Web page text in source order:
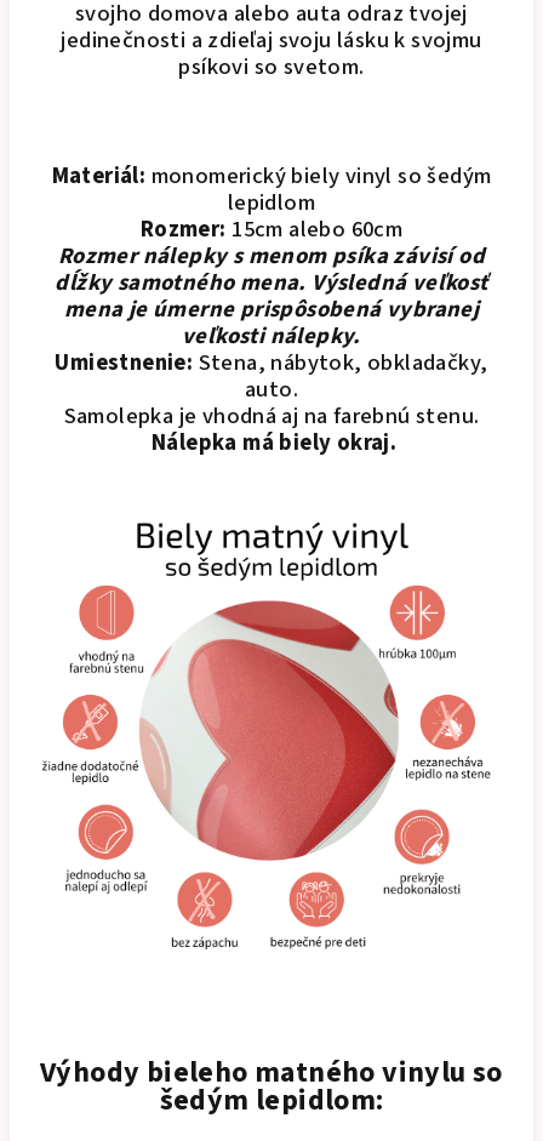
svojho domova alebo auta odraz tvojej
jedinečnosti a zdieľaj svoju lásku k svojmu
psíkovi so svetom.
Materiál: monomerický biely vinyl so šedým
lepidlom
Rozmer: 15cm alebo 60cm
Rozmer nálepky s menom psíka závisí od
dĺžky samotného mena. Výsledná veľkosť
mena je úmerne prispôsobená vybranej
veľkosti nálepky.
Umiestnenie: Stena, nábytok, obkladačky,
auto.
Samolepka je vhodná aj na farebnú stenu.
Nálepka má biely okraj.
Výhody bieleho matného vinylu so
šedým lepidlom: